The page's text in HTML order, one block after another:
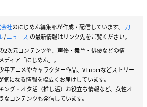
社のにじめん編集部が作成・配信しています。 刀
/ニュース の最新情報はリンク先をご覧ください。
2次元コンテンツや、声優・舞台・俳優などの情
ィア「にじめん」。
年アニメやキャラクター作品、VTuberなどストリー
になる情報を幅広くお届けしています。
ング・オタ活（推し活）お役立ち情報など、女性オ
コンテンツも発信しています。